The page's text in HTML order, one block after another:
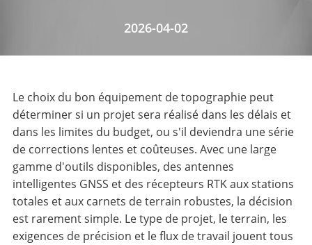
2026-04-02
Le choix du bon équipement de topographie peut
déterminer si un projet sera réalisé dans les délais et
dans les limites du budget, ou s'il deviendra une série
de corrections lentes et coûteuses. Avec une large
gamme d'outils disponibles, des antennes
intelligentes GNSS et des récepteurs RTK aux stations
totales et aux carnets de terrain robustes, la décision
est rarement simple. Le type de projet, le terrain, les
exigences de précision et le flux de travail jouent tous